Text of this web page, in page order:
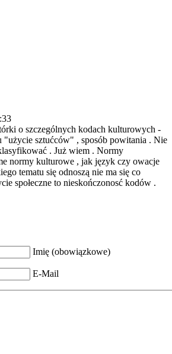
o szczególnych kodach kulturowych -
"użycie sztućców" , sposób powitania . Nie
. Już wiem . Normy
normy kulturowe , jak język czy owacje
tematu się odnoszą nie ma się co
społeczne to nieskończonosć kodów .
Imię (obowiązkowe)
E-Mail